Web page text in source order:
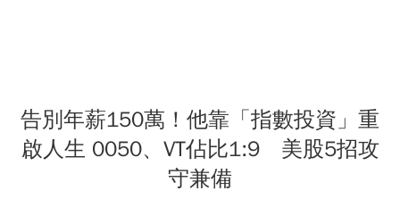
告別年薪150萬！他靠「指數投資」重
啟人生 0050、VT佔比1:9 美股5招攻
守兼備